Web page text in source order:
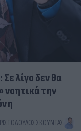
λίγο δεν θα
νοητικά την
ΣΚΟΎΝΤΑΣ